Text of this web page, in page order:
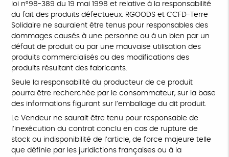
loi n°98-389 du 19 mai 1998 et relative à la responsabilité
du fait des produits défectueux. RGOODS et CCFD-Terre
Solidaire ne sauraient être tenus pour responsables des
dommages causés à une personne ou à un bien par un
défaut de produit ou par une mauvaise utilisation des
produits commercialisés ou des modifications des
produits résultant des fabricants.
Seule la responsabilité du producteur de ce produit
pourra être recherchée par le consommateur, sur la base
des informations figurant sur l’emballage du dit produit.
Le Vendeur ne saurait être tenu pour responsable de
l’inexécution du contrat conclu en cas de rupture de
stock ou indisponibilité de l’article, de force majeure telle
que définie par les juridictions françaises ou à la